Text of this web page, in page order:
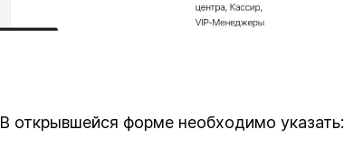
В открывшейся форме необходимо указать: